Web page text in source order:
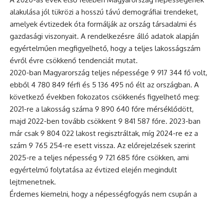
alakulása jól tükrözi a hosszú távú demográfiai trendeket,
amelyek évtizedek óta formálják az ország társadalmi és
gazdasági viszonyait. A rendelkezésre álló adatok alapján
egyértelműen megfigyelhető, hogy a teljes lakosságszám
évről évre csökkenő tendenciát mutat.
2020-ban Magyarország teljes népessége 9 917 344 fő volt,
ebből 4 780 849 férfi és 5 136 495 nő élt az országban. A
következő években fokozatos csökkenés figyelhető meg:
2021-re a lakosság száma 9 890 640 főre mérséklődött,
majd 2022-ben tovább csökkent 9 841 587 főre. 2023-ban
már csak 9 804 022 lakost regisztráltak, míg 2024-re ez a
szám 9 765 254-re esett vissza. Az előrejelzések szerint
2025-re a teljes népesség 9 721 685 főre csökken, ami
egyértelmű folytatása az évtized elején megindult
lejtmenetnek.
Érdemes kiemelni, hogy a népességfogyás nem csupán a